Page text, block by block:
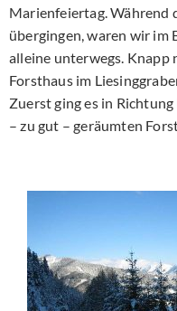
Marienfeiertag. Während
übergingen, waren wir im
alleine unterwegs. Knapp
Forsthaus im
Zuerst ging es in
– zu gut – geräumten